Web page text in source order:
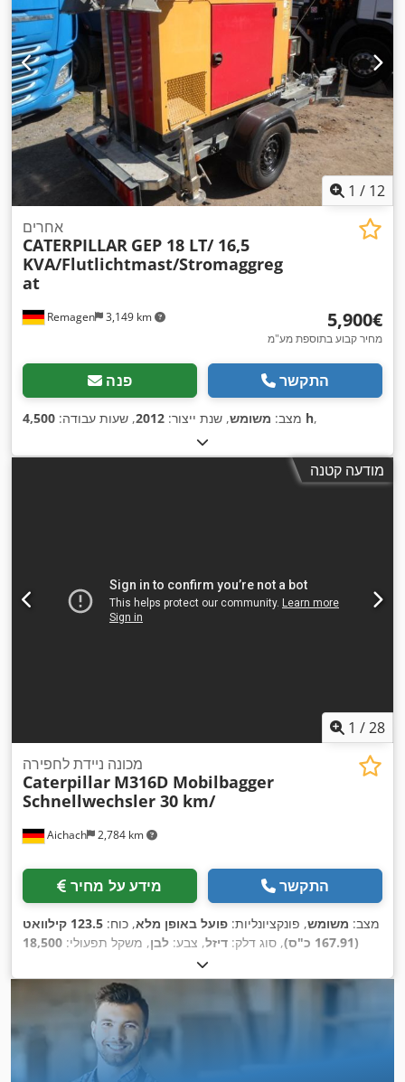
1 / 12
Remagen 3,149 km
אחרים
CATERPILLAR GEP 18 LT/ 16,5
KVA/Flutlichtmast/Stromaggreg
at
‏5,900 ‏€
מחיר קבוע בתוספת מע"מ
פנה התקשר
מצב: משומש, שנת ייצור: 2012, שעות עבודה: 4,500 h,
מודעה קטנה
1 /28
Aichach 2,784 km
מכונה ניידת לחפירה
Caterpillar M316D Mobilbagger
Schnellwechsler 30 km/
מידע על מחיר התקשר
מצב: משומש, פונקציונליות: פועל באופן מלא, כוח:
123.5 קילוואט
(167.91 כ"ס)
, סוג דלק: דיזל, צבע: לבן, משקל תפעולי: 18,500
, שנת ייצור:
זרוע מתכווננת, מיזוג אוויר,